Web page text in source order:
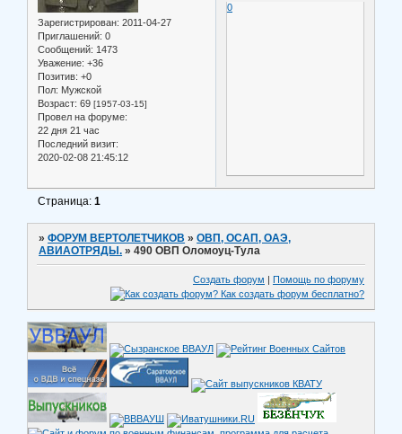
Зарегистрирован: 2011-04-27
Приглашений: 0
Сообщений: 1473
Уважение: +36
Позитив: +0
Пол: Мужской
Возраст: 69 [1957-03-15]
Провел на форуме:
22 дня 21 час
Последний визит:
2020-02-08 21:45:12
0
Страница:1
»ФОРУМ ВЕРТОЛЕТЧИКОВ »ОВП, ОСАП, ОАЭ,
АВИАОТРЯДЫ. »490 ОВП Оломоуц-Тула
Создать форум | Помощь по форуму